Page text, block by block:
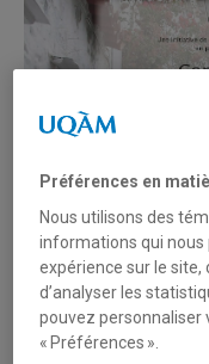
Préférences en
Nous utilisons des
informations qui nous
expérience sur le site,
d’analyser les
pouvez personnaliser
« Préférences ».